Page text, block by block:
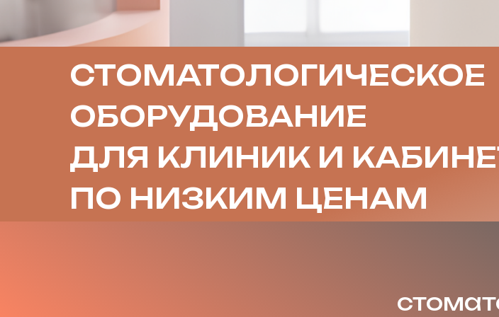
СТОМАТОЛОГИЧЕСКОЕ
ОБОРУДОВАНИЕ
ДЛЯ КЛИНИК И
ПО НИЗКИМ ЦЕНАМ